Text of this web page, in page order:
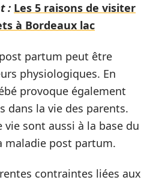
: Les 5 raisons de visiter
à Bordeaux lac
partum peut être
physiologiques. En
provoque également
dans la vie des parents.
vie sont aussi à la base du
maladie post partum.
contraintes liées aux